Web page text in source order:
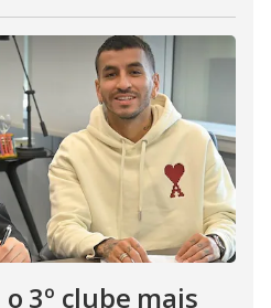
3º clube mais